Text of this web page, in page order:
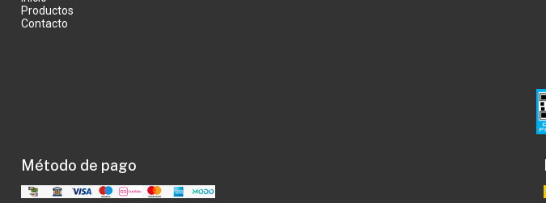
Productos
Contacto
Método de pago